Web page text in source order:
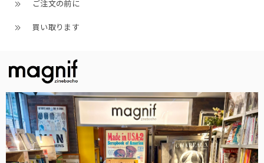
ご注文の前に
買い取ります